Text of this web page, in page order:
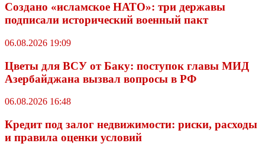
Создано «исламское НАТО»: три державы
подписали исторический военный пакт
06.08.2026 19:09
Цветы для ВСУ от Баку: поступок главы МИД
Азербайджана вызвал вопросы в РФ
06.08.2026 16:48
Кредит под залог недвижимости: риски, расходы
и правила оценки условий